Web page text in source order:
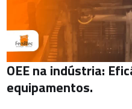
OEE na indústria:
equipamentos.